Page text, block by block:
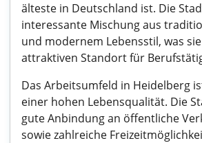
älteste in Deutschland ist. Die
interessante Mischung aus
und modernem Lebensstil, was
attraktiven Standort für
Das Arbeitsumfeld in Heidelberg
einer hohen Lebensqualität. Die
gute Anbindung an öffentliche
sowie zahlreiche